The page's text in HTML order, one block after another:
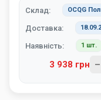
Склад: OCQG
Доставка:
Наявність: 1 шт.
3 938 грн